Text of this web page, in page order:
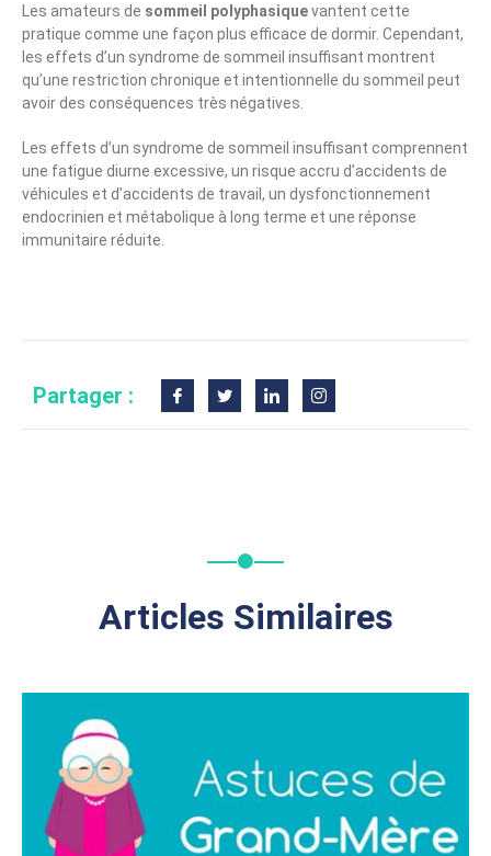
Les amateurs de sommeil polyphasiquevantent cette
pratique comme une façon plus efficace de dormir. Cependant,
les effets d’un syndrome de sommeil insuffisant montrent
qu’une restriction chronique et intentionnelle du sommeil peut
avoir des conséquences très négatives.
Les effets d’un syndrome de sommeil insuffisant comprennent
une fatigue diurne excessive, un risque accru d’accidents de
véhicules et d’accidents de travail, un dysfonctionnement
endocrinien et métabolique à long terme et une réponse
immunitaire réduite.
Partager :
Articles Similaires